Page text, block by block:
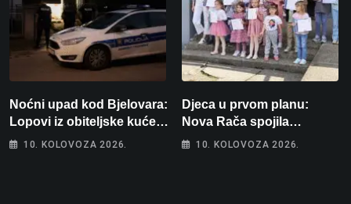
Noćni upad kod Bjelovara:
Lopovi iz obiteljske kuće
odnijeli novac i zlato
10. KOLOVOZA 2026.
Djeca u prvom planu:
Nova Rača spojila
nogomet, programiranje,
10. KOLOVOZA 2026.